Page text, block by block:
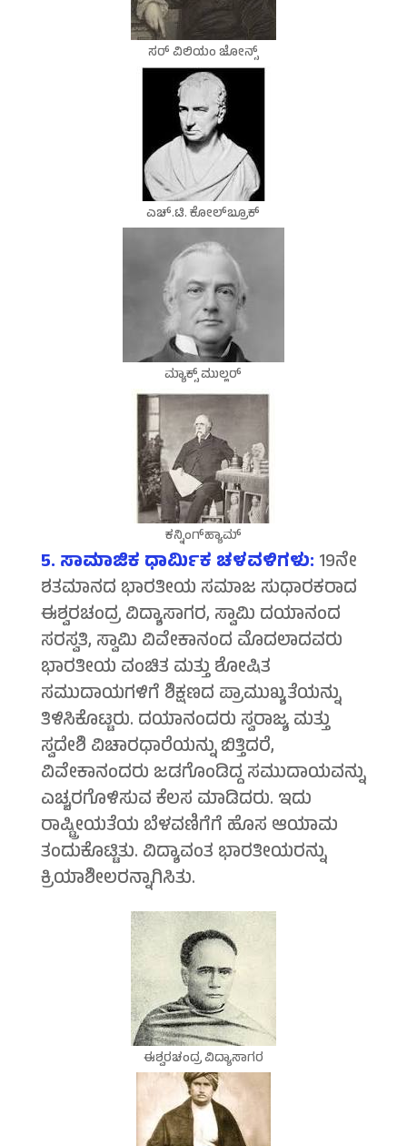
ಸರ್ ವಿಲಿಯಂ ಜೋನ್ಸ್
ಎಚ್.ಟಿ. ಕೋಲ್‍ಬ್ರೂಕ್
ಮ್ಯಾಕ್ಸ್ ಮುಲ್ಲರ್
ಕನ್ನಿಂಗ್‍ಹ್ಯಾಮ್
5. ಸಾಮಾಜಿಕ ಧಾರ್ಮಿಕ ಚಳವಳಿಗಳು: 19ನೇ
ಶತಮಾನದ ಭಾರತೀಯ ಸಮಾಜ ಸುಧಾರಕರಾದ
ಈಶ್ವರಚಂದ್ರ ವಿದ್ಯಾಸಾಗರ, ಸ್ವಾಮಿ ದಯಾನಂದ
ಸರಸ್ವತಿ, ಸ್ವಾಮಿ ವಿವೇಕಾನಂದ ಮೊದಲಾದವರು
ಭಾರತೀಯ ವಂಚಿತ ಮತ್ತು ಶೋಷಿತ
ಸಮುದಾಯಗಳಿಗೆ ಶಿಕ್ಷಣದ ಪ್ರಾಮುಖ್ಯತೆಯನ್ನು
ತಿಳಿಸಿಕೊಟ್ಟರು. ದಯಾನಂದರು ಸ್ವರಾಜ್ಯ ಮತ್ತು
ಸ್ವದೇಶಿ ವಿಚಾರಧಾರೆಯನ್ನು ಬಿತ್ತಿದರೆ,
ವಿವೇಕಾನಂದರು ಜಡಗೊಂಡಿದ್ದ ಸಮುದಾಯವನ್ನು
ಎಚ್ಚರಗೊಳಿಸುವ ಕೆಲಸ ಮಾಡಿದರು. ಇದು
ರಾಷ್ಟ್ರೀಯತೆಯ ಬೆಳವಣಿಗೆಗೆ ಹೊಸ ಆಯಾಮ
ತಂದುಕೊಟ್ಟಿತು. ವಿದ್ಯಾವಂತ ಭಾರತೀಯರನ್ನು
ಕ್ರಿಯಾಶೀಲರನ್ನಾಗಿಸಿತು.
ಈಶ್ವರಚಂದ್ರ ವಿದ್ಯಾಸಾಗರ